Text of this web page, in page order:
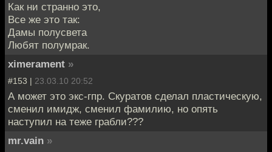
Как ни странно это,
Все же это так:
Дамы полусвета
Любят полумрак.
ximerament »
#153 | 23.03.10 20:52
А может это экс-гпр. Скуратов сделал пластическую,
сменил имидж, сменил фамилию, но опять
наступил на теже грабли???
mr.vain »